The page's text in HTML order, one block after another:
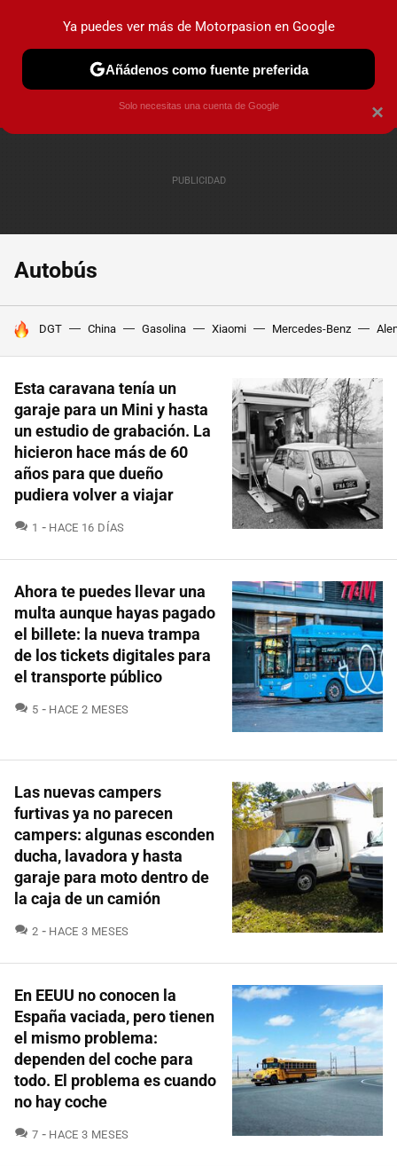
PRUEBAS COCHES ELÉCTRICOS OBSERVATORIO
Autobús
HOY SE HABLA DE
DGT China Gasolina Xiaomi Mercedes-Benz
Esta caravana tenía un
garaje para un Mini y hasta
un estudio de grabación. La
hicieron hace más de 60
años para que dueño
pudiera volver a viajar
1 COMENTARIOS
HACE 16 DÍAS
Ahora te puedes llevar una
multa aunque hayas pagado
el billete: la nueva trampa
de los tickets digitales para
el transporte público
5 COMENTARIOS
HACE 2 MESES
Las nuevas campers
furtivas ya no parecen
campers: algunas esconden
ducha, lavadora y hasta
garaje para moto dentro de
la caja de un camión
2 COMENTARIOS
HACE 3 MESES
En EEUU no conocen la
España vaciada, pero tienen
el mismo problema:
dependen del coche para
todo. El problema es cuando
no hay coche
7 COMENTARIOS
HACE 3 MESES
×
Ya puedes ver más de Motorpasion en Google
Añádenos como fuente preferida
Solo necesitas una cuenta de Google